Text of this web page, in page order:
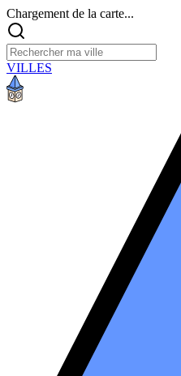
Chargement de la carte...
VILLES